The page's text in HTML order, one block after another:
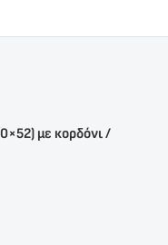
με κορδόνι /